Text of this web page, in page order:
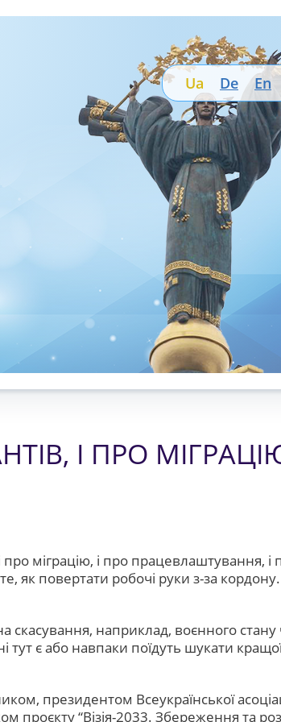
Ua De En
І ПРО
міграцію, і про працевлаштування, і
як повертати робочі руки з-за
скасування, наприклад, воєнного стану
тут є або навпаки поїдуть шукати
президентом Всеукраїнської
проєкту “Візія-2033. Збереження та